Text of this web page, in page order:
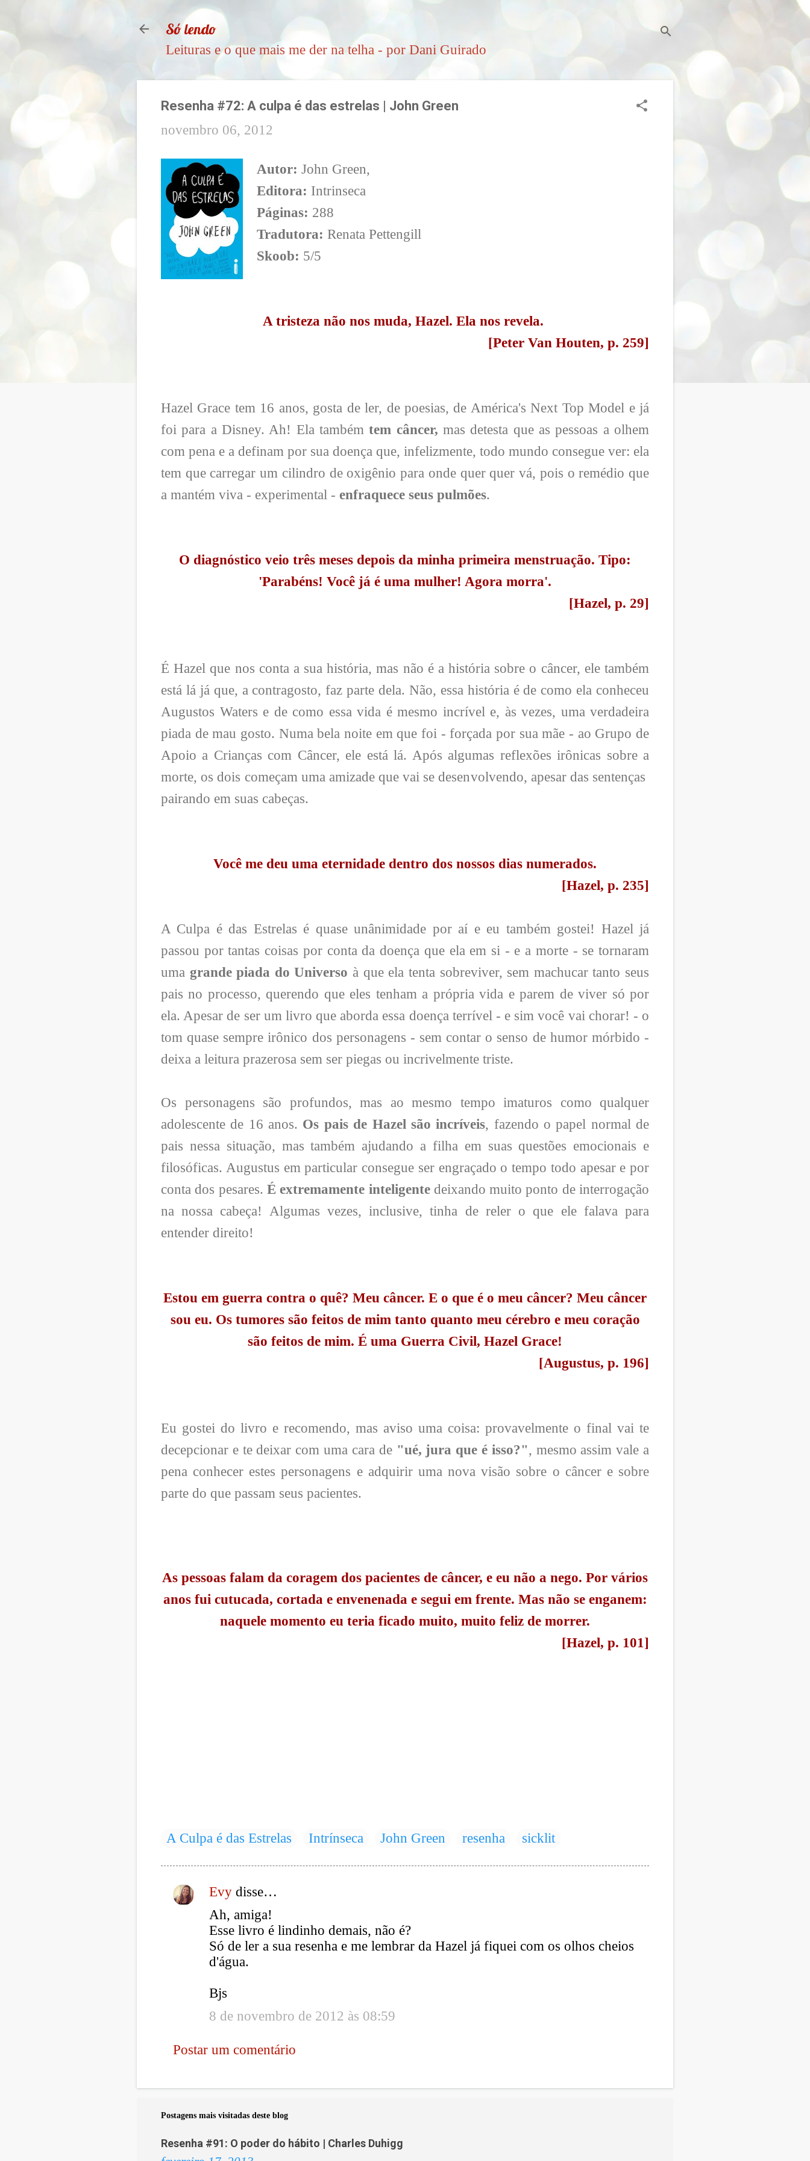
Só lendo
Leituras e o que mais me der na telha - por Dani Guirado
Resenha #72: A culpa é das estrelas | John Green
novembro 06, 2012
Autor: John Green,
Editora: Intrinseca
Páginas: 288
Tradutora: Renata Pettengill
Skoob: 5/5
A tristeza não nos muda, Hazel. Ela nos revela.
[Peter Van Houten, p. 259]
Hazel Grace tem 16 anos, gosta de ler, de poesias, de América's Next Top Model e já
foi para a Disney. Ah! Ela tambémtem câncer, mas detesta que as pessoas a olhem
com pena e a definam por sua doença que, infelizmente, todo mundo consegue ver: ela
tem que carregar um cilindro de oxigênio para onde quer quer vá, pois o remédio que
a mantém viva - experimental - enfraquece seus pulmões.
O diagnóstico veio três meses depois da minha primeira menstruação. Tipo:
'Parabéns! Você já é uma mulher! Agora morra'.
[Hazel, p. 29]
É Hazel que nos conta a sua história, mas não é a história sobre o câncer, ele também
está lá já que, a contragosto, faz parte dela. Não, essa história é de como ela conheceu
Augustos Waters e de como essa vida é mesmo incrível e, às vezes, uma verdadeira
piada de mau gosto. Numa bela noite em que foi - forçada por sua mãe - ao Grupo de
Apoio a Crianças com Câncer, ele está lá. Após algumas reflexões irônicas sobre a
morte, os dois começam uma amizade que vai se desenvolvendo, apesar das sentenças
pairando em suas cabeças.
Você me deu uma eternidade dentro dos nossos dias numerados.
[Hazel, p. 235]
A Culpa é das Estrelas é quase unânimidade por aí e eu também gostei! Hazel já
passou por tantas coisas por conta da doença que ela em si - e a morte - se tornaram
uma grande piada do Universo à que ela tenta sobreviver, sem machucar tanto seus
pais no processo, querendo que eles tenham a própria vida e parem de viver só por
ela. Apesar de ser um livro que aborda essa doença terrível - e sim você vai chorar! - o
tom quase sempre irônico dos personagens - sem contar o senso de humor mórbido -
deixa a leitura prazerosa sem ser piegas ou incrivelmente triste.
Os personagens são profundos, mas ao mesmo tempo imaturos como qualquer
adolescente de 16 anos. Os pais de Hazel são incríveis, fazendo o papel normal de
pais nessa situação, mas também ajudando a filha em suas questões emocionais e
filosóficas. Augustus em particular consegue ser engraçado o tempo todo apesar e por
conta dos pesares. É extremamente inteligente deixando muito ponto de interrogação
na nossa cabeça! Algumas vezes, inclusive, tinha de reler o que ele falava para
entender direito!
Estou em guerra contra o quê? Meu câncer. E o que é o meu câncer? Meu câncer
sou eu. Os tumores são feitos de mim tanto quanto meu cérebro e meu coração
são feitos de mim. É uma Guerra Civil, Hazel Grace!
[Augustus, p. 196]
Eu gostei do livro e recomendo, mas aviso uma coisa: provavelmente o final vai te
decepcionar e te deixar com uma cara de"ué, jura que é isso?", mesmo assim vale a
pena conhecer estes personagens e adquirir uma nova visão sobre o câncer e sobre
parte do que passam seus pacientes.
As pessoas falam da coragem dos pacientes de câncer, e eu não a nego. Por vários
anos fui cutucada, cortada e envenenada e segui em frente. Mas não se enganem:
naquele momento eu teria ficado muito, muito feliz de morrer.
[Hazel, p. 101]
A Culpa é das Estrelas Intrínseca John Green resenha sicklit
C
o
Evy disse…
Ah, amiga!
Esse livro é lindinho demais, não é?
Só de ler a sua resenha e me lembrar da Hazel já fiquei com os olhos cheios
d'água.
Bjs
8 de novembro de 2012 às 08:59
Postar um comentário
Postagens mais visitadas deste blog
Resenha #91: O poder do hábito | Charles Duhigg